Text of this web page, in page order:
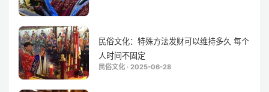
民俗文化：特殊方法发财可以维持多久 每个
人时间不固定
民俗文化 · 2025-06-28